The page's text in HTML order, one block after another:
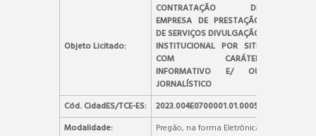
Objeto Licitado:
CONTRATAÇÃO DE
EMPRESA DE PRESTAÇÃO
DE SERVIÇOS DIVULGAÇÃO
INSTITUCIONAL POR SITE
COM CARÁTER
INFORMATIVO E/ OU
JORNALÍSTICO
Cód. CidadES/TCE-ES:
2023.004E0700001.01.0005
Modalidade:
Pregão, na forma Eletrônica